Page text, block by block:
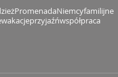
PromenadaNiemcyfamilijne
wakacjeprzyjaźńwspółpraca